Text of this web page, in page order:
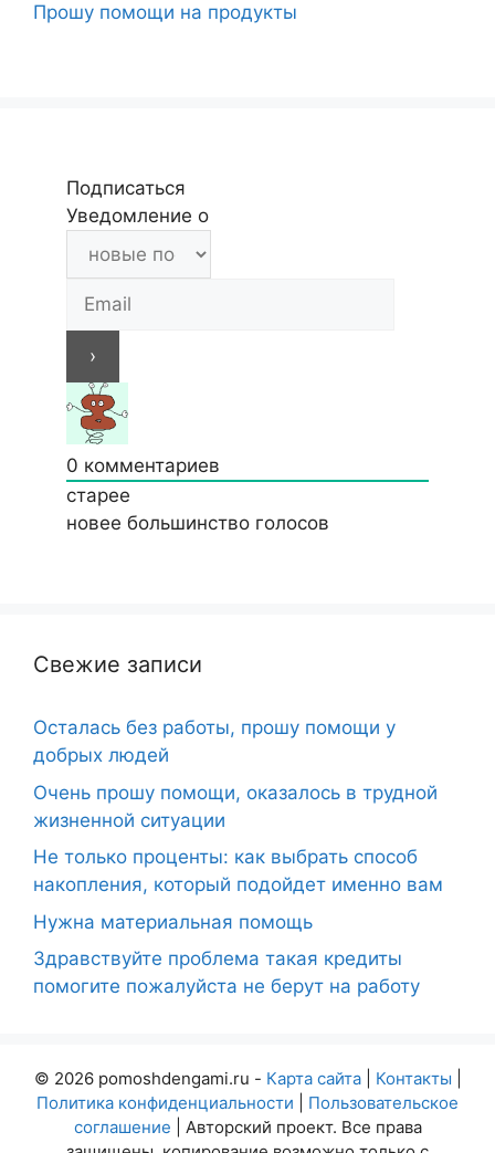
Прошу помощи на продукты
Подписаться
Уведомление о
0 комментариев
старее
новее большинство голосов
Свежие записи
Осталась без работы, прошу помощи у
добрых людей
Очень прошу помощи, оказалось в трудной
жизненной ситуации
Не только проценты: как выбрать способ
накопления, который подойдет именно вам
Нужна материальная помощь
Здравствуйте проблема такая кредиты
помогите пожалуйста не берут на работу
© 2026 pomoshdengami.ru - Карта сайта| Контакты
Политика конфиденциальности
Пользовательское
соглашение | Авторский проект. Все права